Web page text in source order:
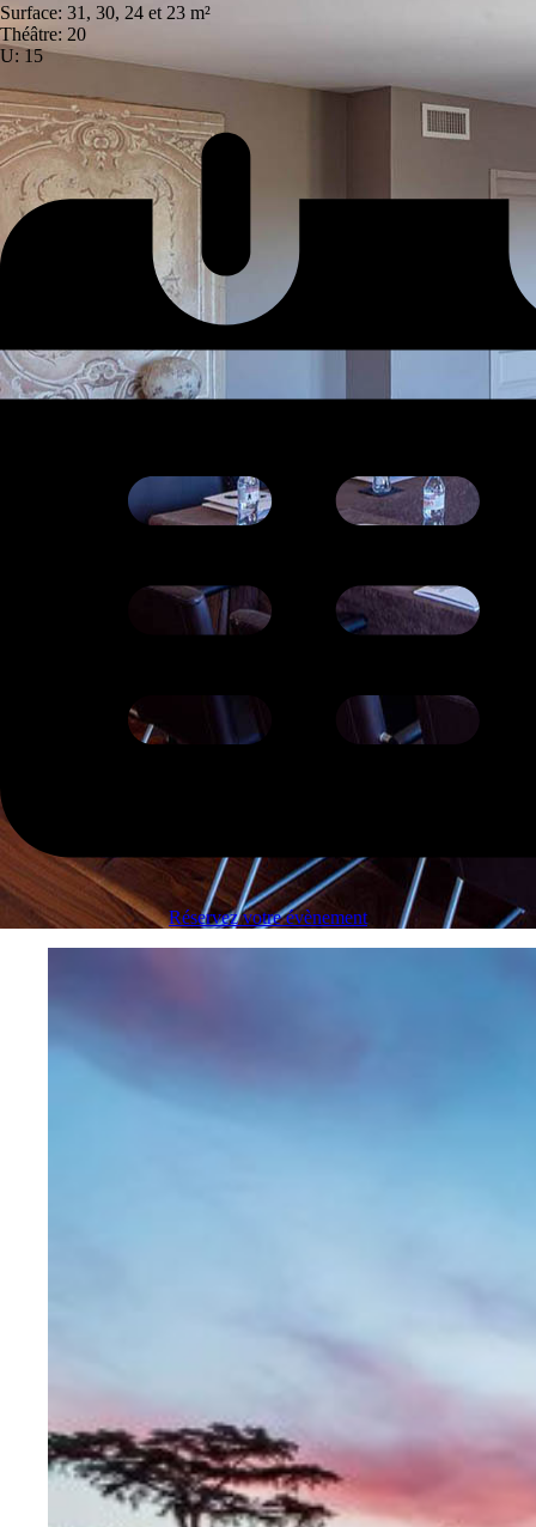
Surface: 31, 30, 24 et 23 m²
Théâtre: 20
U: 15
Réservez votre évènement